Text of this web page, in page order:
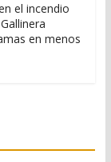
el incendio
en menos